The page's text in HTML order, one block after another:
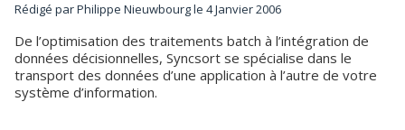
Rédigé parPhilippe Nieuwbourgle 4 Janvier 2006
De l’optimisation des traitements batch à l’intégration de
données décisionnelles, Syncsort se spécialise dans le
transport des données d’une application à l’autre de votre
système d’information.